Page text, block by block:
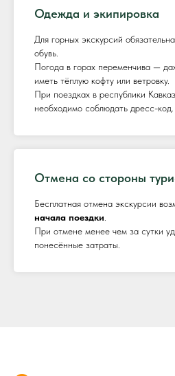
Одежда и экипировка
Для горных экскурсий
обувь.
Погода в горах переменчива —
иметь тёплую кофту или ветровку.
При поездках в республики
необходимо соблюдать дресс-код.
Отмена со стороны
Бесплатная отмена экскурсии
начала поездки
При отмене менее чем за сутки
понесённые затраты.